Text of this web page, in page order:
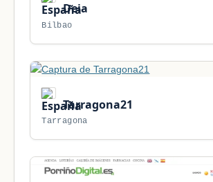
Deia
Bilbao
Tarragona21
Tarragona